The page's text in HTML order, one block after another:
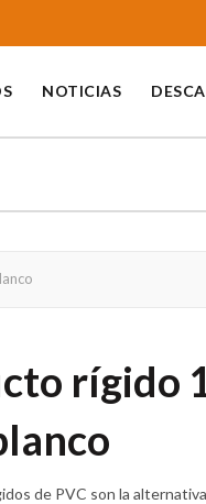
NOTICIAS
rígido
de PVC son la